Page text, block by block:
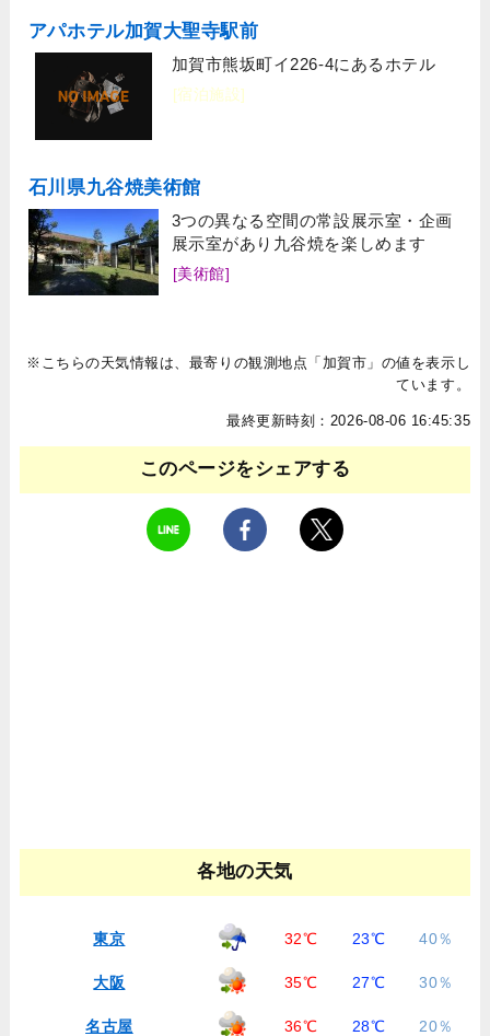
アパホテル加賀大聖寺駅前
加賀市熊坂町イ226-4にあるホテル
[宿泊施設]
石川県九谷焼美術館
3つの異なる空間の常設展示室・企画
展示室があり九谷焼を楽しめます
[美術館]
※こちらの天気情報は、最寄りの観測地点「加賀市」の値を表示し
ています。
最終更新時刻：2026-08-06 16:45:35
このページをシェアする
各地の天気
東京 32℃ 23℃ 40％
大阪 35℃ 27℃ 30％
名古屋 36℃ 28℃ 20％